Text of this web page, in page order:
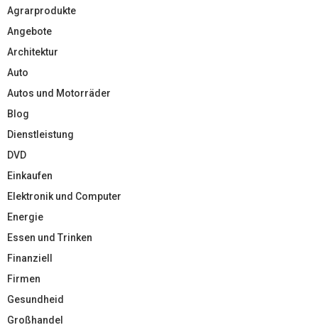
Agrarprodukte
Angebote
Architektur
Auto
Autos und Motorräder
Blog
Dienstleistung
DVD
Einkaufen
Elektronik und Computer
Energie
Essen und Trinken
Finanziell
Firmen
Gesundheid
Großhandel